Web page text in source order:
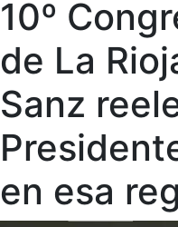
10º
de La
Sanz
en esa